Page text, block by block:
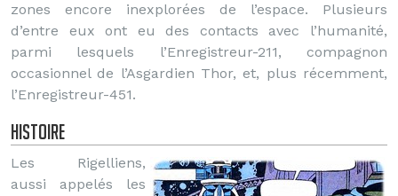
zones encore inexplorées de l’espace. Plusieurs
d’entre eux ont eu des contacts avec l’humanité,
parmi lesquels l’Enregistreur-211, compagnon
occasionnel de l’Asgardien Thor, et, plus récemment,
l’Enregistreur-451.
Histoire
Les Rigelliens,
aussi appelés les